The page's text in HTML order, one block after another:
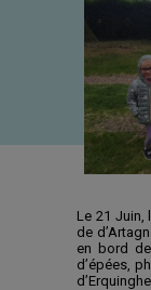
Le 21 Juin,
de
en bord
d’épées,